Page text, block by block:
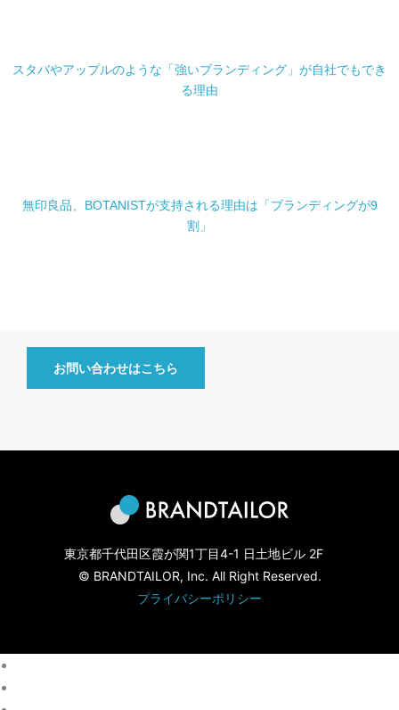
スタバやアップルのような「強いブランディング」が自社でもでき
る理由
無印良品、BOTANISTが支持される理由は「ブランディングが9
割」
お問い合わせはこちら
東京都千代田区霞が関1丁目4-1 日土地ビル 2F
© BRANDTAILOR, Inc. All Right Reserved.
プライバシーポリシー